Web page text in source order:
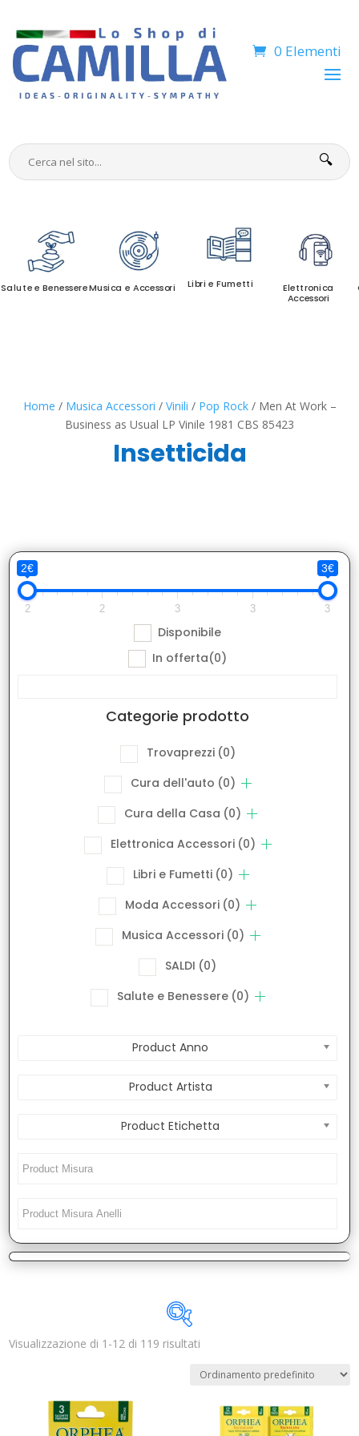
0 Elementi
🔍
Salute e BenessereMusica e Accessori Libri e Fumetti
Elettronica
Accessori
Home / Musica Accessori / Vinili / Pop Rock/ Men At Work –
Business as Usual LP Vinile 1981 CBS 85423
Insetticida
2€ 3€
2 2 3 3 3
Disponibile
In offerta(0)
Categorie prodotto
Trovaprezzi (0)
Cura dell'auto (0)
Cura della Casa (0)
Elettronica Accessori (0)
Libri e Fumetti (0)
Moda Accessori (0)
Musica Accessori (0)
SALDI (0)
Salute e Benessere (0)
Product Anno
Product Artista
Product Etichetta
Visualizzazione di 1-12 di 119 risultati